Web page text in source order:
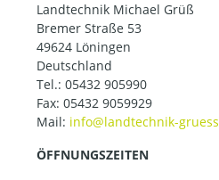
Landtechnik Michael Grüß
Bremer Straße 53
49624 Löningen
Deutschland
Tel.: 05432 905990
Fax: 05432 9059929
Mail:
ÖFFNUNGSZEITEN